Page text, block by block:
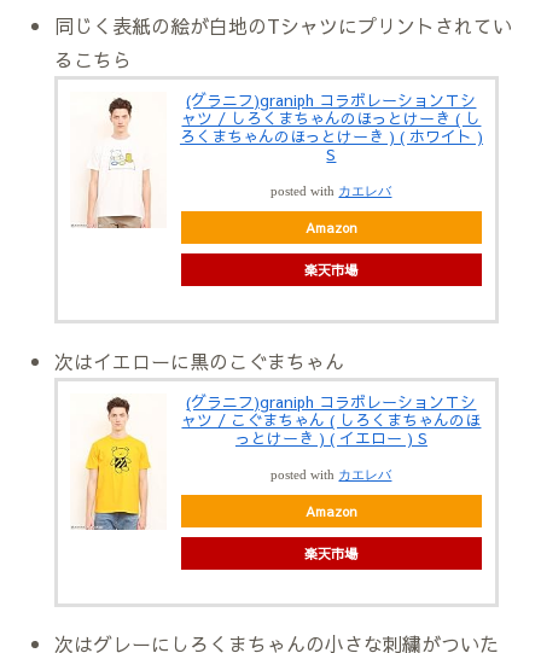
同じく表紙の絵が白地のTシャツにプリントされてい
るこちら
(グラニフ)graniph コラボレーションＴシ
ャツ / しろくまちゃんのほっとけーき ( し
ろくまちゃんのほっとけーき ) ( ホワイト )
S
posted with カエレバ
Amazon
楽天市場
次はイエローに黒のこぐまちゃん
(グラニフ)graniph コラボレーションＴシ
ャツ / こぐまちゃん ( しろくまちゃんのほ
っとけーき ) ( イエロー ) S
posted with カエレバ
Amazon
楽天市場
次はグレーにしろくまちゃんの小さな刺繍がついた